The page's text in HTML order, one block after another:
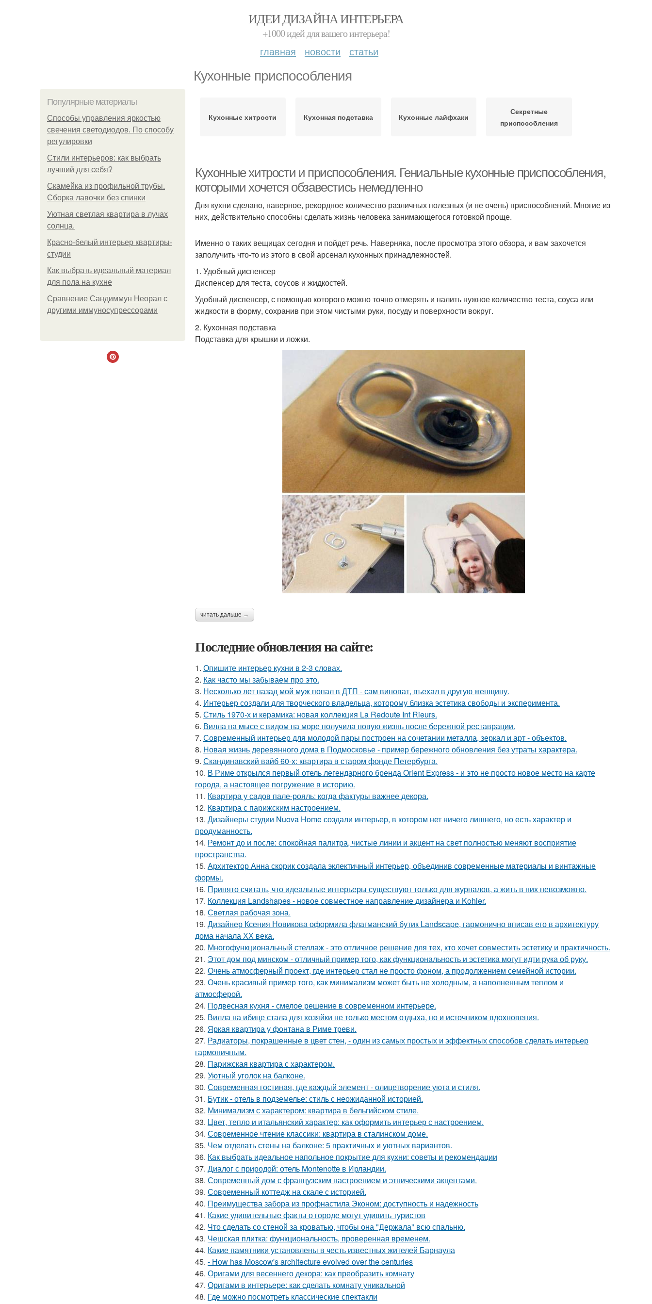
ИДЕИ ДИЗАЙНА ИНТЕРЬЕРА
+1000 идей для вашего интерьера!
главная новости статьи
Кухонные приспособления
Популярные материалы
Способы управления яркостью
свечения светодиодов. По способу
регулировки
Стили интерьеров: как выбрать
лучший для себя?
Скамейка из профильной трубы.
Сборка лавочки без спинки
Уютная светлая квартира в лучах
солнца.
Красно-белый интерьер квартиры-
студии
Как выбрать идеальный материал
для пола на кухне
Сравнение Сандиммун Неорал с
другими иммуносупрессорами
Кухонные хитрости Кухонная подставка Кухонные лайфхаки
Секретные
приспособления
Кухонные хитрости и приспособления. Гениальные кухонные приспособления,
которыми хочется обзавестись немедленно
Для кухни сделано, наверное, рекордное количество различных полезных (и не очень) приспособлений. Многие из
них, действительно способны сделать жизнь человека занимающегося готовкой проще.
Именно о таких вещицах сегодня и пойдет речь. Наверняка, после просмотра этого обзора, и вам захочется
заполучить что-то из этого в свой арсенал кухонных принадлежностей.
1. Удобный диспенсер
Диспенсер для теста, соусов и жидкостей.
Удобный диспенсер, с помощью которого можно точно отмерять и налить нужное количество теста, соуса или
жидкости в форму, сохранив при этом чистыми руки, посуду и поверхности вокруг.
2. Кухонная подставка
Подставка для крышки и ложки.
читать дальше →
Последние обновления на сайте:
1. Опишите интерьер кухни в 2-3 словах.
2. Как часто мы забываем про это.
3. Несколько лет назад мой муж попал в ДТП - сам виноват, въехал в другую женщину.
4. Интерьер создали для творческого владельца, которому близка эстетика свободы и эксперимента.
5. Стиль 1970-х и керамика: новая коллекция La Redoute Int Rieurs.
6. Вилла на мысе с видом на море получила новую жизнь после бережной реставрации.
7. Современный интерьер для молодой пары построен на сочетании металла, зеркал и арт - объектов.
8. Новая жизнь деревянного дома в Подмосковье - пример бережного обновления без утраты характера.
9. Скандинавский вайб 60-х: квартира в старом фонде Петербурга.
10. В Риме открылся первый отель легендарного бренда Orient Express - и это не просто новое место на карте
города, а настоящее погружение в историю.
11. Квартира у садов пале-рояль: когда фактуры важнее декора.
12. Квартира с парижским настроением.
13. Дизайнеры студии Nuova Home создали интерьер, в котором нет ничего лишнего, но есть характер и
продуманность.
14. Ремонт до и после: спокойная палитра, чистые линии и акцент на свет полностью меняют восприятие
пространства.
15. Архитектор Анна скорик создала эклектичный интерьер, объединив современные материалы и винтажные
формы.
16. Принято считать, что идеальные интерьеры существуют только для журналов, а жить в них невозможно.
17. Коллекция Landshapes - новое совместное направление дизайнера и Kohler.
18. Светлая рабочая зона.
19. Дизайнер Ксения Новикова оформила флагманский бутик Landscape, гармонично вписав его в архитектуру
дома начала ХХ века.
20. Многофункциональный стеллаж - это отличное решение для тех, кто хочет совместить эстетику и практичность.
21. Этот дом под минском - отличный пример того, как функциональность и эстетика могут идти рука об руку.
22. Очень атмосферный проект, где интерьер стал не просто фоном, а продолжением семейной истории.
23. Очень красивый пример того, как минимализм может быть не холодным, а наполненным теплом и
атмосферой.
24. Подвесная кухня - смелое решение в современном интерьере.
25. Вилла на ибице стала для хозяйки не только местом отдыха, но и источником вдохновения.
26. Яркая квартира у фонтана в Риме треви.
27. Радиаторы, покрашенные в цвет стен, - один из самых простых и эффектных способов сделать интерьер
гармоничным.
28. Парижская квартира с характером.
29. Уютный уголок на балконе.
30. Современная гостиная, где каждый элемент - олицетворение уюта и стиля.
31. Бутик - отель в подземелье: стиль с неожиданной историей.
32. Минимализм с характером: квартира в бельгийском стиле.
33. Цвет, тепло и итальянский характер: как оформить интерьер с настроением.
34. Современное чтение классики: квартира в сталинском доме.
35. Чем отделать стены на балконе: 5 практичных и уютных вариантов.
36. Как выбрать идеальное напольное покрытие для кухни: советы и рекомендации
37. Диалог с природой: отель Montenotte в Ирландии.
38. Современный дом с французским настроением и этническими акцентами.
39. Современный коттедж на скале с историей.
40. Преимущества забора из профнастила Эконом: доступность и надежность
41. Какие удивительные факты о городе могут удивить туристов
42. Что сделать со стеной за кроватью, чтобы она "Держала" всю спальню.
43. Чешская плитка: функциональность, проверенная временем.
44. Какие памятники установлены в честь известных жителей Барнаула
45. - How has Moscow's architecture evolved over the centuries
46. Оригами для весеннего декора: как преобразить комнату
47. Оригами в интерьере: как сделать комнату уникальной
48. Где можно посмотреть классические спектакли